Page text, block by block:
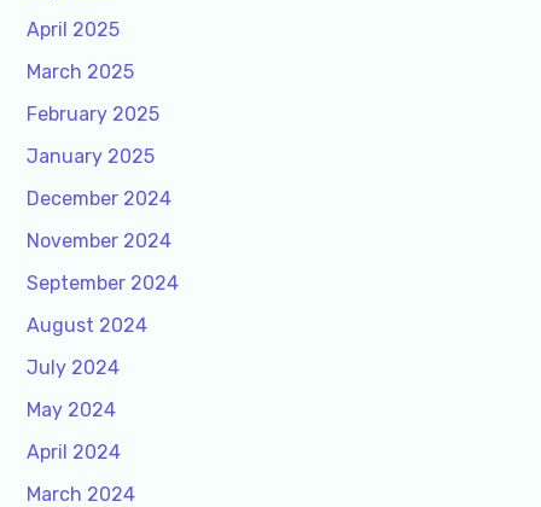
April 2025
March 2025
February 2025
January 2025
December 2024
November 2024
September 2024
August 2024
July 2024
May 2024
April 2024
March 2024